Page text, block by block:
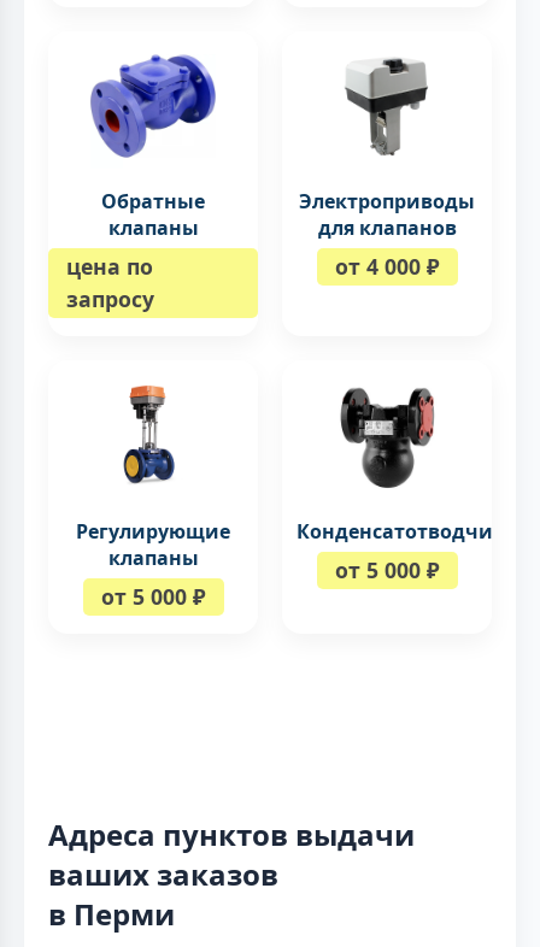
Обратные
клапаны
цена по
запросу
Электроприводы
для клапанов
от 4 000 ₽
Регулирующие
клапаны
от 5 000 ₽
Конденсатотводчики
от 5 000 ₽
Адреса пунктов выдачи
ваших заказов
в Перми